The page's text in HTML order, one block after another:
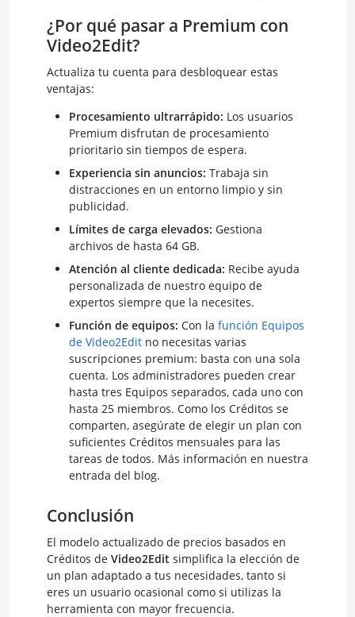
¿Por qué pasar a Premium con
Video2Edit?
Actualiza tu cuenta para desbloquear estas
ventajas:
Procesamiento ultrarrápido: Los usuarios
Premium disfrutan de procesamiento
prioritario sin tiempos de espera.
Experiencia sin anuncios: Trabaja sin
distracciones en un entorno limpio y sin
publicidad.
Límites de carga elevados: Gestiona
archivos de hasta 64 GB.
Atención al cliente dedicada: Recibe ayuda
personalizada de nuestro equipo de
expertos siempre que la necesites.
Función de equipos: Con la función Equipos
de Video2Editno necesitas varias
suscripciones premium: basta con una sola
cuenta. Los administradores pueden crear
hasta tres Equipos separados, cada uno con
hasta 25 miembros. Como los Créditos se
comparten, asegúrate de elegir un plan con
suficientes Créditos mensuales para las
tareas de todos. Más información en nuestra
entrada del blog.
Conclusión
El modelo actualizado de precios basados en
Créditos de Video2Edit simplifica la elección de
un plan adaptado a tus necesidades, tanto si
eres un usuario ocasional como si utilizas la
herramienta con mayor frecuencia.